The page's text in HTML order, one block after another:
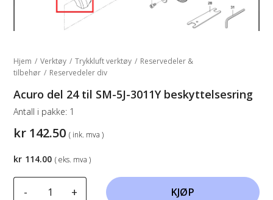
Hjem / Verktøy / Trykkluft verktøy / Reservedeler &
tilbehør / Reservedeler div
Acuro del 24 til SM-5J-3011Y beskyttelsesring
kr 142.50 ( ink. mva )
Antall i pakke: 1
- + KJØP
kr 114.00 ( eks. mva )